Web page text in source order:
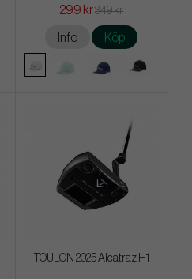
299 kr349 kr
Info Köp
TOULON 2025 Alcatraz H1